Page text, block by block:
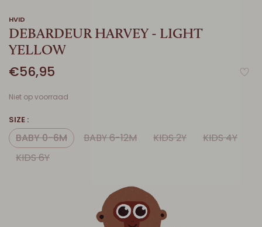
HVID
DEBARDEUR HARVEY - LIGHT
YELLOW
€56,95
Niet op voorraad
SIZE :
BABY 0-6M BABY 6-12M KIDS 2Y
KIDS 4Y
KIDS 6Y